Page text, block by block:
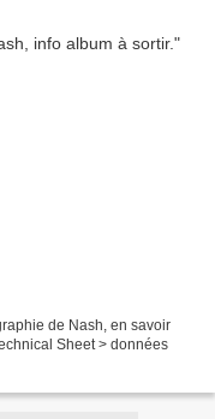
de Nash, en savoir
Sheet > données